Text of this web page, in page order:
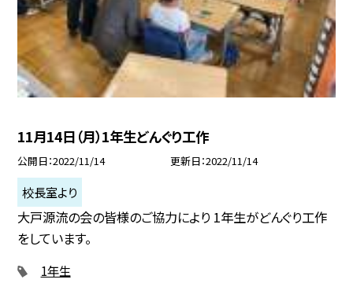
11月14日（月）1年生どんぐり工作
公開日 2022/11/14 更新日 2022/11/14
校長室より
大戸源流の会の皆様のご協力により 1年生がどんぐり工作
をしています。
1年生